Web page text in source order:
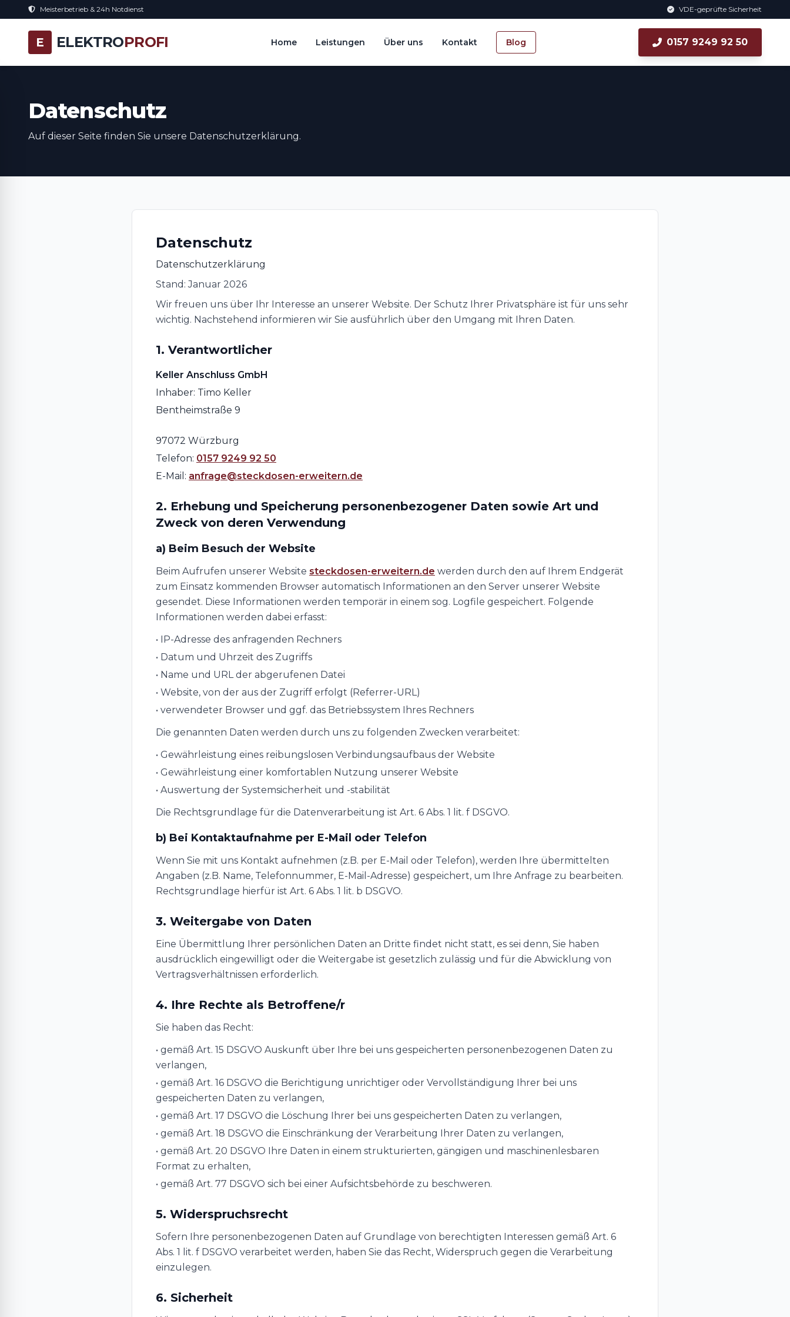
Meisterbetrieb & 24h Notdienst VDE-geprüfte Sicherheit
E ELEKTROPROFI Home Leistungen Über uns Kontakt Blog 0157 9249 92 50
Datenschutz
Auf dieser Seite finden Sie unsere Datenschutzerklärung.
Datenschutz
Datenschutzerklärung
Stand: Januar 2026
Wir freuen uns über Ihr Interesse an unserer Website. Der Schutz Ihrer Privatsphäre ist für uns sehr
wichtig. Nachstehend informieren wir Sie ausführlich über den Umgang mit Ihren Daten.
1. Verantwortlicher
Keller Anschluss GmbH
Inhaber: Timo Keller
Bentheimstraße 9
97072 Würzburg
Telefon: 0157 9249 92 50
E-Mail: anfrage@steckdosen-erweitern.de
2. Erhebung und Speicherung personenbezogener Daten sowie Art und
Zweck von deren Verwendung
a) Beim Besuch der Website
Beim Aufrufen unserer Website steckdosen-erweitern.de werden durch den auf Ihrem Endgerät
zum Einsatz kommenden Browser automatisch Informationen an den Server unserer Website
gesendet. Diese Informationen werden temporär in einem sog. Logfile gespeichert. Folgende
Informationen werden dabei erfasst:
• IP-Adresse des anfragenden Rechners
• Datum und Uhrzeit des Zugriffs
• Name und URL der abgerufenen Datei
• Website, von der aus der Zugriff erfolgt (Referrer-URL)
• verwendeter Browser und ggf. das Betriebssystem Ihres Rechners
Die genannten Daten werden durch uns zu folgenden Zwecken verarbeitet:
• Gewährleistung eines reibungslosen Verbindungsaufbaus der Website
• Gewährleistung einer komfortablen Nutzung unserer Website
• Auswertung der Systemsicherheit und -stabilität
Die Rechtsgrundlage für die Datenverarbeitung ist Art. 6 Abs. 1 lit. f DSGVO.
b) Bei Kontaktaufnahme per E-Mail oder Telefon
Wenn Sie mit uns Kontakt aufnehmen (z.B. per E-Mail oder Telefon), werden Ihre übermittelten
Angaben (z.B. Name, Telefonnummer, E-Mail-Adresse) gespeichert, um Ihre Anfrage zu bearbeiten.
Rechtsgrundlage hierfür ist Art. 6 Abs. 1 lit. b DSGVO.
3. Weitergabe von Daten
Eine Übermittlung Ihrer persönlichen Daten an Dritte findet nicht statt, es sei denn, Sie haben
ausdrücklich eingewilligt oder die Weitergabe ist gesetzlich zulässig und für die Abwicklung von
Vertragsverhältnissen erforderlich.
4. Ihre Rechte als Betroffene/r
Sie haben das Recht:
• gemäß Art. 15 DSGVO Auskunft über Ihre bei uns gespeicherten personenbezogenen Daten zu
verlangen,
• gemäß Art. 16 DSGVO die Berichtigung unrichtiger oder Vervollständigung Ihrer bei uns
gespeicherten Daten zu verlangen,
• gemäß Art. 17 DSGVO die Löschung Ihrer bei uns gespeicherten Daten zu verlangen,
• gemäß Art. 18 DSGVO die Einschränkung der Verarbeitung Ihrer Daten zu verlangen,
• gemäß Art. 20 DSGVO Ihre Daten in einem strukturierten, gängigen und maschinenlesbaren
Format zu erhalten,
• gemäß Art. 77 DSGVO sich bei einer Aufsichtsbehörde zu beschweren.
5. Widerspruchsrecht
Sofern Ihre personenbezogenen Daten auf Grundlage von berechtigten Interessen gemäß Art. 6
Abs. 1 lit. f DSGVO verarbeitet werden, haben Sie das Recht, Widerspruch gegen die Verarbeitung
einzulegen.
6. Sicherheit